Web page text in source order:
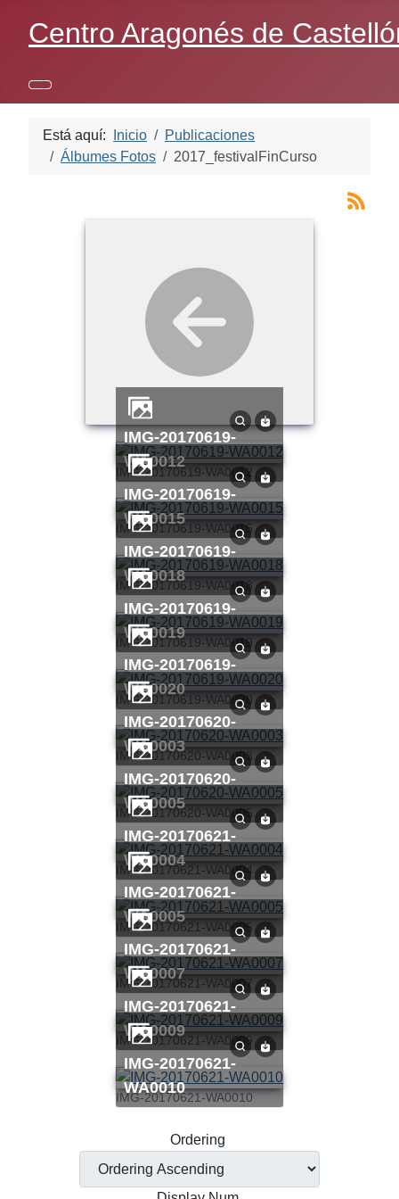
Centro Aragonés de
Está aquí: Inicio
Publicaciones
Álbumes Fotos
2017_festivalFinCurso
IMG-20170619-WA0012
IMG-20170619-
WA0012
IMG-20170619-WA0015
IMG-20170619-
WA0015
IMG-20170619-WA0018
IMG-20170619-
WA0018
IMG-20170619-WA0019
IMG-20170619-
WA0019
IMG-20170619-WA0020
IMG-20170619-
WA0020
IMG-20170620-WA0003
IMG-20170620-
WA0003
IMG-20170620-WA0005
IMG-20170620-
WA0005
IMG-20170621-WA0004
IMG-20170621-
WA0004
IMG-20170621-WA0005
IMG-20170621-
WA0005
IMG-20170621-WA0007
IMG-20170621-
WA0007
IMG-20170621-WA0009
IMG-20170621-
WA0009
IMG-20170621-WA0010
IMG-20170621-
WA0010
Ordering